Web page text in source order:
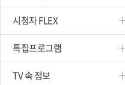
시청자 FLEX
특집프로그램
TV 속 정보